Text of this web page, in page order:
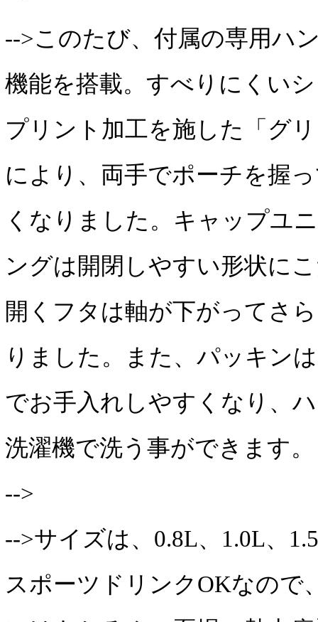
-->このたび、付属の専用ハ
機能を搭載。すべりにくい
プリント加工を施した「グ
により、両手でポーチを握
くなりました。キャップユ
ングは開閉しやすい形状に
開くフタは軸が下がってさ
りました。また、パッキン
でお手入れしやすくなり、
洗濯機で洗う事ができます。
-->
-->サイズは、0.8L、1.0L、
スポーツドリンクOKなので